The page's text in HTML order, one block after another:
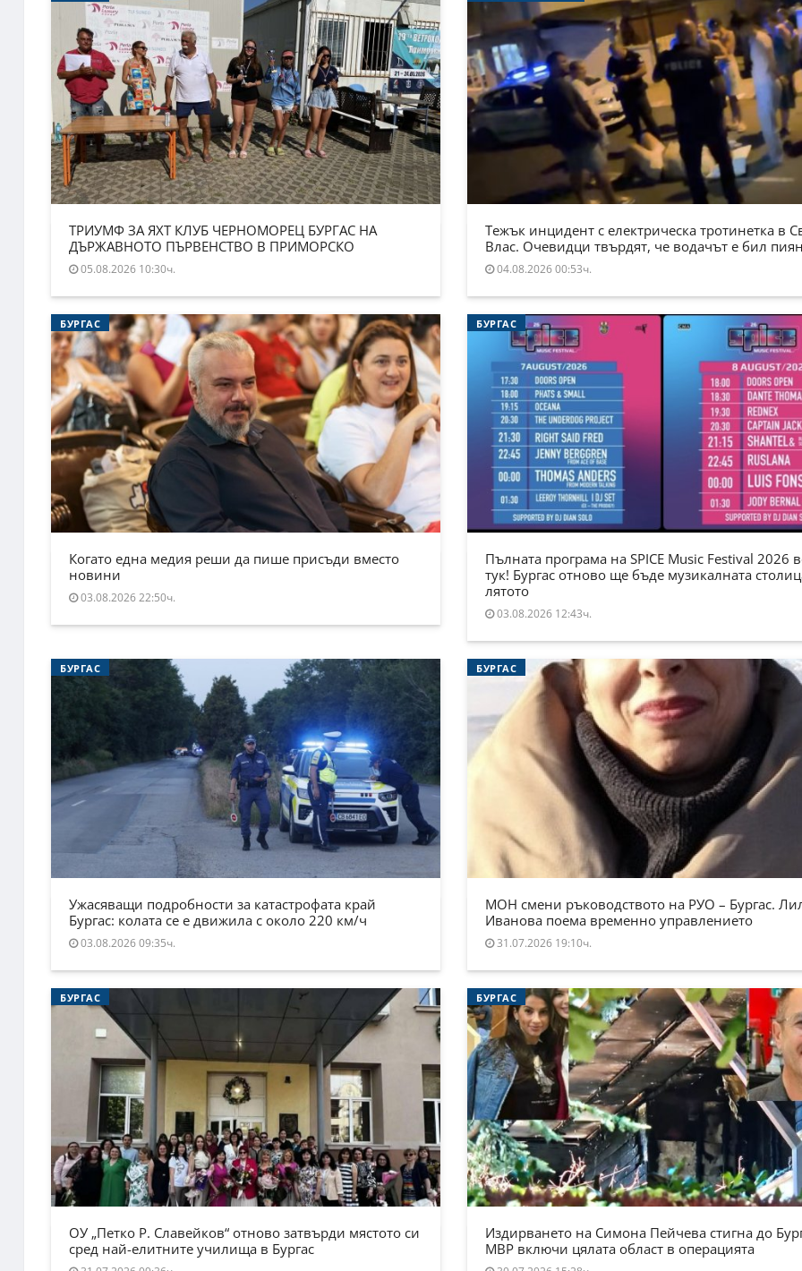
ТРИУМФ ЗА ЯХТ КЛУБ ЧЕРНОМОРЕЦ БУРГАС НА
ДЪРЖАВНОТО ПЪРВЕНСТВО В ПРИМОРСКО
05.08.2026 10:30ч.
Тежък инцидент с електрическа тротинетка в
Влас. Очевидци твърдят, че водачът е бил
04.08.2026 00:53ч.
БУРГАС
Когато една медия реши да пише присъди вместо
новини
03.08.2026 22:50ч.
БУРГАС
Пълната програма на SPICE Music Festival 2026
тук! Бургас отново ще бъде музикалната
лятото
03.08.2026 12:43ч.
БУРГАС
Ужасяващи подробности за катастрофата край
Бургас: колата се е движила с около 220 км/ч
03.08.2026 09:35ч.
БУРГАС
МОН смени ръководството на РУО – Бургас.
Иванова поема временно управлението
31.07.2026 19:10ч.
БУРГАС
ОУ „Петко Р. Славейков“ отново затвърди мястото си
сред най-елитните училища в Бургас
БУРГАС
Издирването на Симона Пейчева стигна до
МВР включи цялата област в операцията